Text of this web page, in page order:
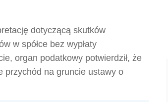
dotyczącą skutków
w spółce bez wypłaty
organ podatkowy potwierdził, że
przychód na gruncie ustawy o